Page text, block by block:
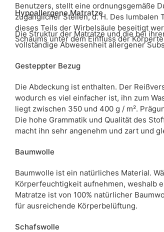
Benutzers, stellt eine ordnungsgemäße
zugänglicher Stellen, d. H. Des
dieses Teils der Wirbelsäule beseitigt
Schaums unter dem Einfluss der
Hypoallergene Matratze
Die Struktur der Matratze und die bei
vollständige Abwesenheit allergener
Gesteppter Bezug
Die Abdeckung ist enthalten. Der
wodurch es viel einfacher ist, ihn zum
liegt zwischen 350 und 400 g / m².
Die hohe Grammatik und Qualität des
macht ihn sehr angenehm und zart und
Baumwolle
Baumwolle ist ein natürliches Material.
Körperfeuchtigkeit aufnehmen, weshalb
Matratze ist von 100% natürlicher
für ausreichende Körperbelüftung.
Schafswolle